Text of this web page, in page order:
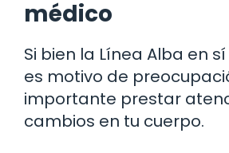
médico
Si bien la Línea Alba en
es motivo de
importante prestar
cambios en tu cuerpo.